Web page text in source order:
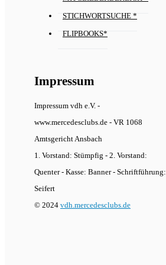
STICHWORTSUCHE *
FLIPBOOKS*
Impressum
Impressum vdh e.V. -
www.mercedesclubs.de - VR 1068
Amtsgericht Ansbach
1. Vorstand: Stümpfig - 2. Vorstand:
Quenter - Kasse: Banner - Schriftführung:
Seifert
© 2024 vdh.mercedesclubs.de